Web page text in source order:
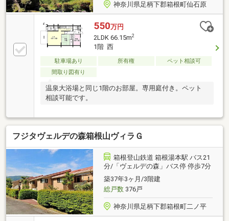
神奈川県足柄下郡箱根町仙石原
550万円
2LDK 66.15m2
1階 西
駐車場あり 所有権
ペット相談可
間取り図有り
温泉大浴場と同じ1階のお部屋。専用庭付き。ペット
相談可能です。
フジタヴェルデの森箱根山ヴィラＧ
箱根登山鉄道 箱根湯本駅 バス21
分/「ヴェルデの森」バス停 停歩7分
築37年3ヶ月/3階建
総戸数376戸
神奈川県足柄下郡箱根町二ノ平